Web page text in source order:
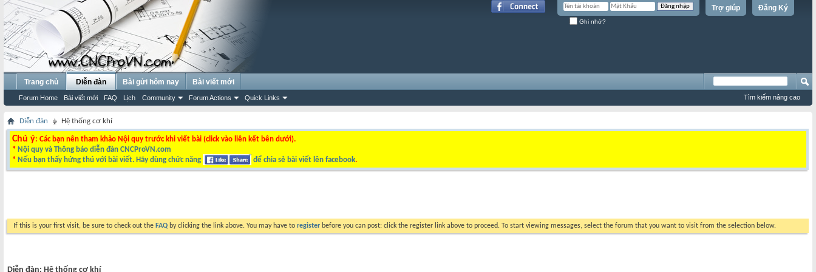
Đăng Ký
Trợ giúp
Ghi nhớ?
Trang chủ Diễn đàn
Forum Home Bài viết mới FAQ Lịch Community Forum Actions Quick Links
Bài gửi hôm nay Bài viết mới
Tìm kiếm nâng cao
Diễn đàn Hệ thống cơ khí
Chú ý: Các bạn nên tham khảo Nội quy trước khi viết bài (click vào liên kết bên dưới).
* Nội quy và Thông báo diễn đàn CNCProVN.com
* Nếu bạn thấy hứng thú với bài viết. Hãy dùng chức năng để chia sẻ bài viết lên facebook.
If this is your first visit, be sure to check out the FAQ by clicking the link above. You may have to register before you can post: click the register link above to proceed. To start viewing messages, select the forum that you want to visit from the selection below.
Diễn đàn: Hệ thống cơ khí